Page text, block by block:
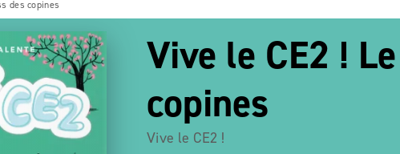
des copines
Vive le CE2 !
copines
Vive le CE2 !